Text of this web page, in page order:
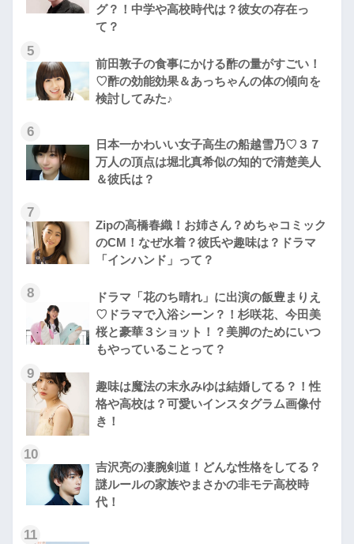
グ？！中学や高校時代は？彼女の存在っ
て？
5
前田敦子の食事にかける酢の量がすごい！
♡酢の効能効果＆あっちゃんの体の傾向を
検討してみた♪
6
日本一かわいい女子高生の船越雪乃♡３７
万人の頂点は堀北真希似の知的で清楚美人
＆彼氏は？
7
Zipの高橋春織！お姉さん？めちゃコミック
のCM！なぜ水着？彼氏や趣味は？ドラマ
「インハンド」って？
8
ドラマ「花のち晴れ」に出演の飯豊まりえ
♡ドラマで入浴シーン？！杉咲花、今田美
桜と豪華３ショット！？美脚のためにいつ
もやっていることって？
9
趣味は魔法の末永みゆは結婚してる？！性
格や高校は？可愛いインスタグラム画像付
き！
10
吉沢亮の凄腕剣道！どんな性格をしてる？
謎ルールの家族やまさかの非モテ高校時
代！
11